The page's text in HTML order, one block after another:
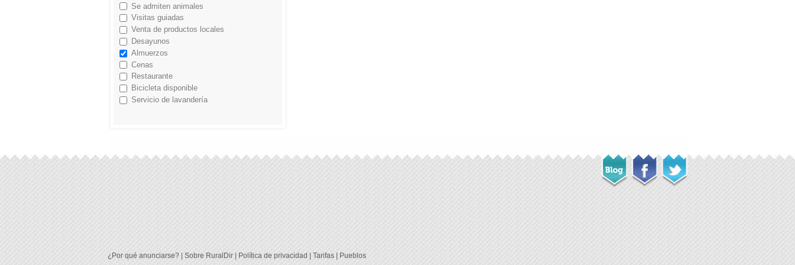
Se admiten animales
Visitas guiadas
Venta de productos locales
Desayunos
Almuerzos
Cenas
Restaurante
Bicicleta disponible
Servicio de lavandería
¿Por qué anunciarse?| Sobre RuralDir | Política de privacidad|Tarifas | Pueblos